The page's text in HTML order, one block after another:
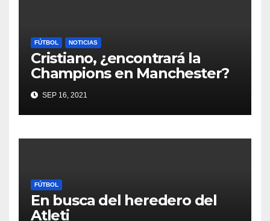
FÚTBOL NOTICIAS
Cristiano, ¿encontrará la
Champions en Manchester?
SEP 16, 2021
FÚTBOL
En busca del heredero del
Atleti